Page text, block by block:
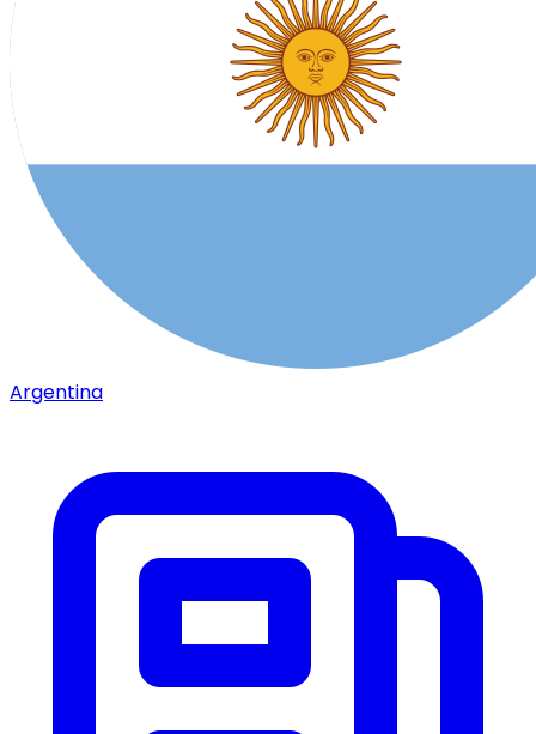
Argentina